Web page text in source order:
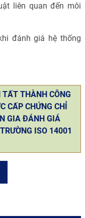
liên quan đến môi
đánh giá hệ thống
THÀNH CÔNG
CẤP CHỨNG CHỈ
GIA ĐÁNH GIÁ
ISO 14001